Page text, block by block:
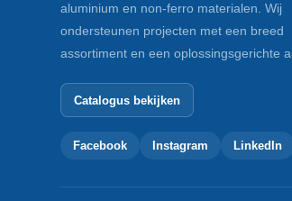
aluminium en non-ferro materialen. Wij
ondersteunen projecten met een breed
assortiment en een oplossingsgerichte
Catalogus bekijken
Facebook Instagram LinkedIn